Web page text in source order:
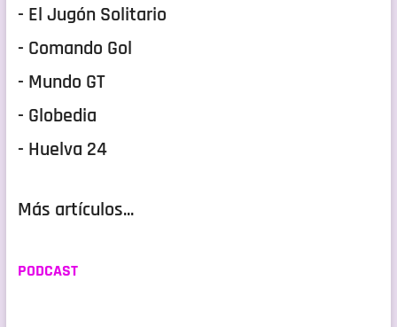
- El Jugón Solitario
- Comando Gol
- Mundo GT
- Globedia
- Huelva 24
Más artículos...
PODCAST